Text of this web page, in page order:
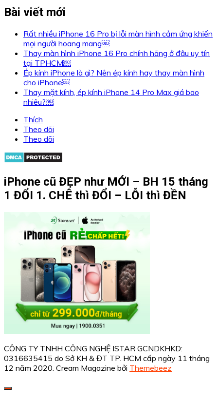
Bài viết mới
Rất nhiều iPhone 16 Pro bị lỗi màn hình cảm ứng khiến
mọi người hoang mang￼
Thay màn hình iPhone 16 Pro chính hãng ở đâu uy tín
tại TPHCM￼
Ép kính iPhone là gì? Nên ép kính hay thay màn hình
cho iPhone￼
Thay mặt kính, ép kính iPhone 14 Pro Max giá bao
nhiêu?￼
Thích
Theo dõi
Theo dõi
iPhone cũ ĐẸP như MỚI – BH 15 tháng
1 ĐỔI 1. CHÊ thì ĐỔI – LỖI thì ĐỀN
CÔNG TY TNHH CÔNG NGHỆ ISTAR GCNDKHKD:
0316635415 do Sở KH & ĐT TP. HCM cấp ngày 11 tháng
12 năm 2020. Cream Magazine bởi Themebeez